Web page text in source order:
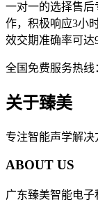
一对一的选择售
作，积极响应3小
效交期准确率可达
全国免费服务热线
关于臻美
专注智能声学解决
ABOUT US
广东臻美智能电子